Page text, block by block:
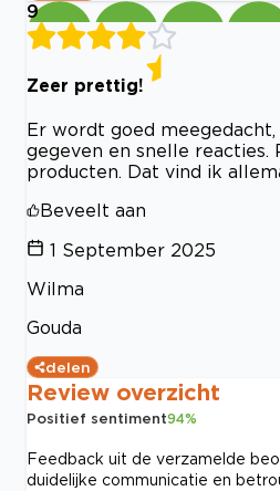
9
Zeer prettig!
Er wordt goed
gegeven en snelle reacties.
producten. Dat vind ik
Beveelt aan
1 September 2025
Wilma
Gouda
delen
Review overzicht
Positief sentiment94%
Feedback uit de verzamelde
duidelijke communicatie en